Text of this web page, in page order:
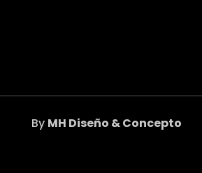
By MH Diseño & Concepto